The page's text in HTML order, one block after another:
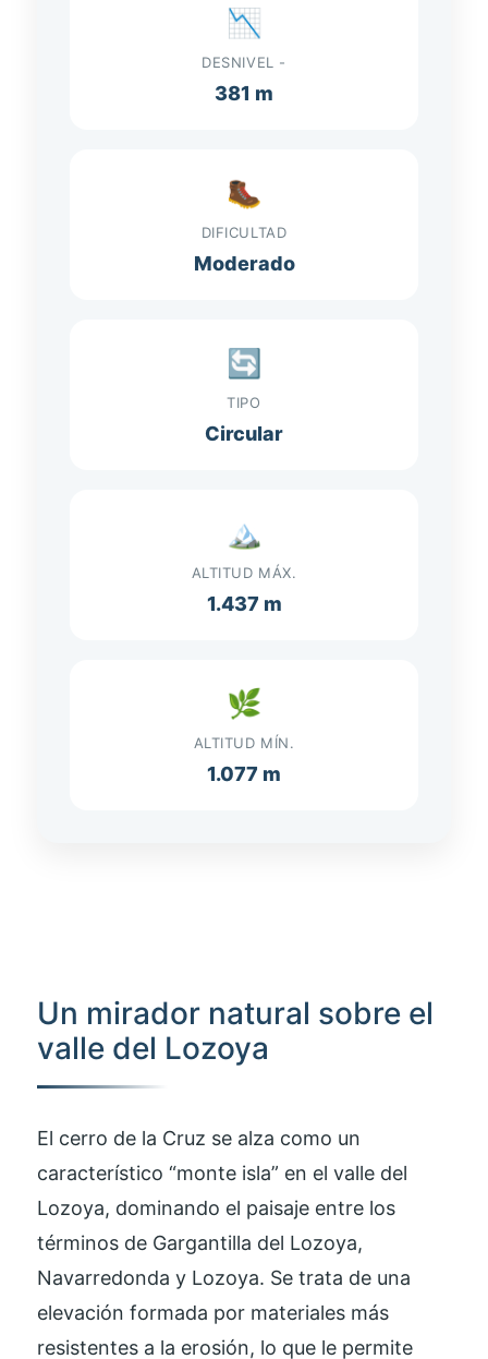
📉
DESNIVEL -
381 m
🥾
DIFICULTAD
Moderado
🔄
TIPO
Circular
🏔️
ALTITUD MÁX.
1.437 m
🌿
ALTITUD MÍN.
1.077 m
Un mirador natural sobre el
valle del Lozoya
El cerro de la Cruz se alza como un
característico “monte isla” en el valle del
Lozoya, dominando el paisaje entre los
términos de Gargantilla del Lozoya,
Navarredonda y Lozoya. Se trata de una
elevación formada por materiales más
resistentes a la erosión, lo que le permite